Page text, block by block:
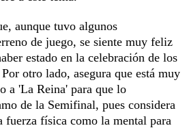
aunque tuvo algunos
de juego, se siente muy feliz
estado en la celebración de los
otro lado, asegura que está muy
a 'La Reina' para que lo
de la Semifinal, pues considera
fuerza física como la mental para